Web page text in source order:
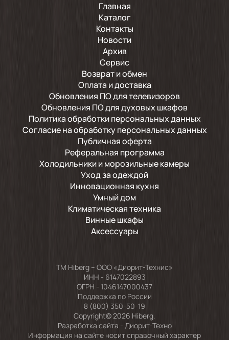
Главная
Каталог
Контакты
Новости
Архив
Сервис
Возврат и обмен
Оплата и доставка
Обновления ПО для телевизоров
Обновления ПО для духовых шкафов
Политика обработки персональных данных
Согласие на обработку персональных данных
Публичная оферта
Реферальная программа
Холодильники и морозильные камеры
Уход за одеждой
Инновационная кухня
Умный дом
Климатическая техника
Винные шкафы
Аксессуары
TM Hiberg – ООО «Диорит-Технис»
ИНН - 6147022893
ОГРН - 1046147000437
Поддержка по России
8 (800) 350-50-19
Copyright© 2026 Hiberg.
Разработка сайта - Диорит-Техно
Информация на сайте носит справочный характер